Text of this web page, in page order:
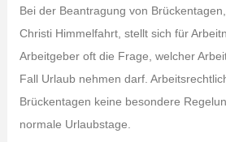
Bei der Beantragung von
Christi Himmelfahrt, stellt sich für
Arbeitgeber oft die Frage, welcher
Fall Urlaub nehmen darf.
Brückentagen keine besondere
normale Urlaubstage.